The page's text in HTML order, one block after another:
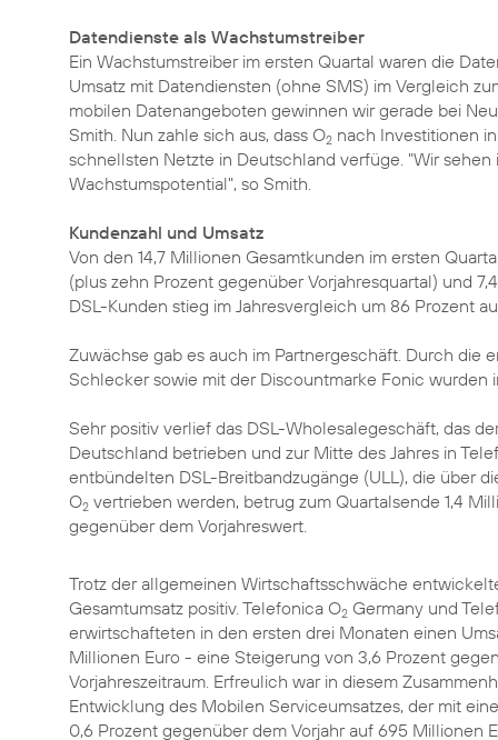
Datendienste als Wachstumstreiber
Ein Wachstumstreiber im ersten Quartal waren die
Umsatz mit Datendiensten (ohne SMS) im Vergleich
mobilen Datenangeboten gewinnen wir gerade bei
Smith. Nun zahle sich aus, dass O2 nach Investitionen
schnellsten Netzte in Deutschland verfüge. "Wir
Wachstumspotential", so Smith.
Kundenzahl und Umsatz
Von den 14,7 Millionen Gesamtkunden im ersten
(plus zehn Prozent gegenüber Vorjahresquartal) und
DSL-Kunden stieg im Jahresvergleich um 86 Prozent
Zuwächse gab es auch im Partnergeschäft. Durch die
Schlecker sowie mit der Discountmarke Fonic wurden
Sehr positiv verlief das DSL-Wholesalegeschäft, das
Deutschland betrieben und zur Mitte des Jahres in
entbündelten DSL-Breitbandzugänge (ULL), die über
O2 vertrieben werden, betrug zum Quartalsende 1,4
gegenüber dem Vorjahreswert.
Trotz der allgemeinen Wirtschaftsschwäche
Gesamtumsatz positiv. Telefonica O2 Germany und
erwirtschafteten in den ersten drei Monaten einen
Millionen Euro - eine Steigerung von 3,6 Prozent
Vorjahreszeitraum. Erfreulich war in diesem
Entwicklung des Mobilen Serviceumsatzes, der mit
0,6 Prozent gegenüber dem Vorjahr auf 695 Millionen